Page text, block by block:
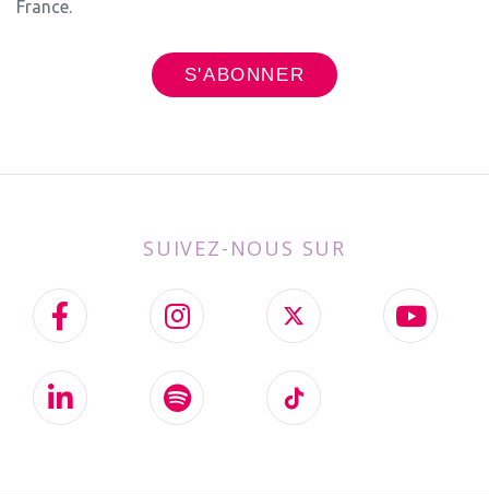
France.
SUIVEZ-NOUS SUR